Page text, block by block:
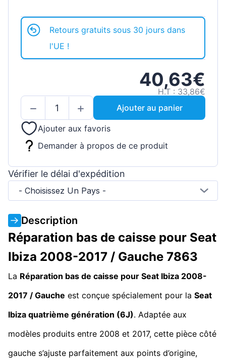
Retours gratuits sous 30 jours dans
l'UE !
40,63€
H.T : 33,86€
Ajouter au panier
Ajouter aux favoris
Demander à propos de ce produit
Vérifier le délai d'expédition
- Choisissez Un Pays -
Description
Réparation bas de caisse pour Seat
Ibiza 2008-2017 / Gauche 7863
La Réparation bas de caisse pour Seat Ibiza 2008-
2017 / Gauche est conçue spécialement pour la Seat
Ibiza quatrième génération (6J). Adaptée aux
modèles produits entre 2008 et 2017, cette pièce côté
gauche s’ajuste parfaitement aux points d’origine,